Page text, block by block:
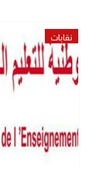
نقابات